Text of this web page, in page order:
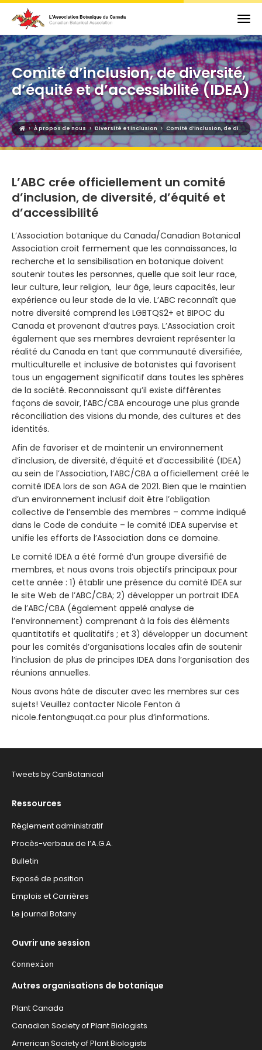
Comité d’inclusion, de diversité,
d’équité et d’accessibilité (IDEA)
› À propos de nous › Diversité et inclusion › Comité d’inclusion, de diversité, d’équité et d’accessibilité (IDEA)
L’ABC crée officiellement un comité
d’inclusion, de diversité, d’équité et
d’accessibilité
L’Association botanique du Canada/Canadian Botanical
Association croit fermement que les connaissances, la
recherche et la sensibilisation en botanique doivent
soutenir toutes les personnes, quelle que soit leur race,
leur culture, leur religion, leur âge, leurs capacités, leur
expérience ou leur stade de la vie. L’ABC reconnaît que
notre diversité comprend les LGBTQS2+ et BIPOC du
Canada et provenant d’autres pays. L’Association croit
également que ses membres devraient représenter la
réalité du Canada en tant que communauté diversifiée,
multiculturelle et inclusive de botanistes qui favorisent
tous un engagement significatif dans toutes les sphères
de la société. Reconnaissant qu’il existe différentes
façons de savoir, l’ABC/CBA encourage une plus grande
réconciliation des visions du monde, des cultures et des
identités.
Afin de favoriser et de maintenir un environnement
d’inclusion, de diversité, d’équité et d’accessibilité (IDEA)
au sein de l’Association, l’ABC/CBA a officiellement créé le
comité IDEA lors de son AGA de 2021. Bien que le maintien
d’un environnement inclusif doit être l’obligation
collective de l’ensemble des membres – comme indiqué
dans le Code de conduite – le comité IDEA supervise et
unifie les efforts de l’Association dans ce domaine.
Le comité IDEA a été formé d’un groupe diversifié de
membres, et nous avons trois objectifs principaux pour
cette année : 1) établir une présence du comité IDEA sur
le site Web de l’ABC/CBA; 2) développer un portrait IDEA
de l’ABC/CBA (également appelé analyse de
l’environnement) comprenant à la fois des éléments
quantitatifs et qualitatifs ; et 3) développer un document
pour les comités d’organisations locales afin de soutenir
l’inclusion de plus de principes IDEA dans l’organisation des
réunions annuelles.
Nous avons hâte de discuter avec les membres sur ces
sujets! Veuillez contacter Nicole Fenton à
nicole.fenton@uqat.ca pour plus d’informations.
Tweets by CanBotanical
Ressources
Règlement administratif
Procès-verbaux de l’A.G.A.
Bulletin
Exposé de position
Emplois et Carrières
Le journal Botany
Ouvrir une session
Connexion
Autres organisations de botanique
Plant Canada
Canadian Society of Plant Biologists
American Society of Plant Biologists